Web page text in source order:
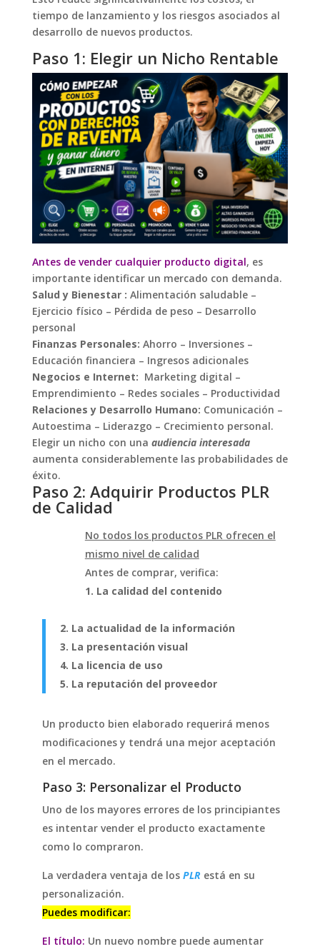
tiempo de lanzamiento y los riesgos asociados al
desarrollo de nuevos productos.
Paso 1: Elegir un Nicho Rentable
Antes de vender cualquier producto digital, es
importante identificar un mercado con demanda.
Salud y Bienestar : Alimentación saludable –
Ejercicio físico – Pérdida de peso – Desarrollo
personal
Finanzas Personales: Ahorro – Inversiones –
Educación financiera – Ingresos adicionales
Negocios e Internet: Marketing digital –
Emprendimiento – Redes sociales – Productividad
Relaciones y Desarrollo Humano: Comunicación –
Autoestima – Liderazgo – Crecimiento personal.
Elegir un nicho con una audiencia interesada
aumenta considerablemente las probabilidades de
éxito.
Paso 2: Adquirir Productos PLR
de Calidad
No todos los productos PLR ofrecen el
mismo nivel de calidad
Antes de comprar, verifica:
1. La calidad del contenido
2. La actualidad de la información
3. La presentación visual
4. La licencia de uso
5. La reputación del proveedor
Un producto bien elaborado requerirá menos
modificaciones y tendrá una mejor aceptación
en el mercado.
Paso 3: Personalizar el Producto
Uno de los mayores errores de los principiantes
es intentar vender el producto exactamente
como lo compraron.
La verdadera ventaja de los PLRestá en su
personalización.
Puedes modificar:
El título: Un nuevo nombre puede aumentar